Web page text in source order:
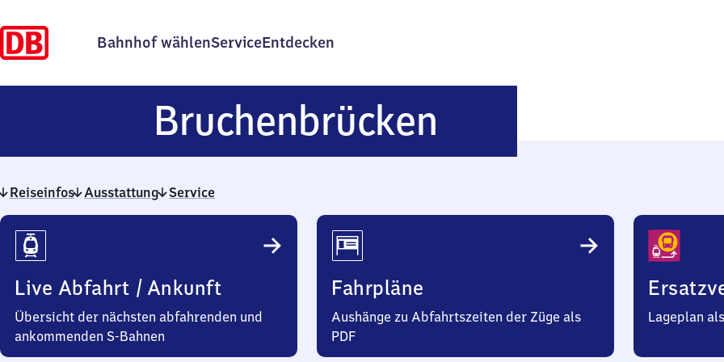
Bahnhof wählenServiceEntdecken
Bruchenbrücken
Reiseinfos Ausstattung Service
Reiseinfos
Live Abfahrt / Ankunft
Übersicht der nächsten abfahrenden und
ankommenden S-Bahnen
Fahrpläne
Aushänge zu Abfahrtszeiten der Züge als
PDF
Lageplan